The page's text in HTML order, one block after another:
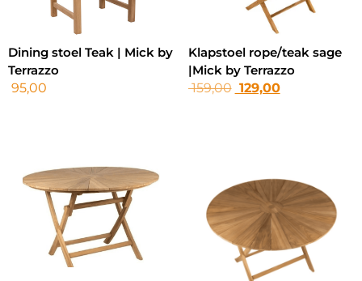
Dining stoel Teak | Mick by
Terrazzo
95,00
Klapstoel rope/teak sage
|Mick by Terrazzo
159,00 129,00